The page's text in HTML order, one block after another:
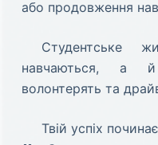
або продовження
навчаються, а й
волонтерять та
Твій успіх